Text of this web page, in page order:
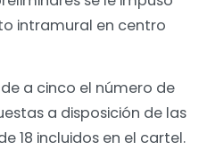
intramural en centro
a cinco el número de
a disposición de las
18 incluidos en el cartel.